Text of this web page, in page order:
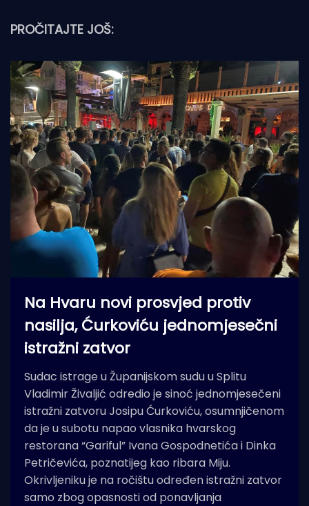
PROČITAJTE JOŠ:
Na Hvaru novi prosvjed protiv
nasilja, Ćurkoviću jednomjesečni
istražni zatvor
Sudac istrage u Županijskom sudu u Splitu
Vladimir Živaljić odredio je sinoć jednomjesečeni
istražni zatvoru Josipu Ćurkoviću, osumnjičenom
da je u subotu napao vlasnika hvarskog
restorana “Gariful” Ivana Gospodnetića i Dinka
Petričevića, poznatijeg kao ribara Miju.
Okrivljeniku je na ročištu određen istražni zatvor
samo zbog opasnosti od ponavljanja